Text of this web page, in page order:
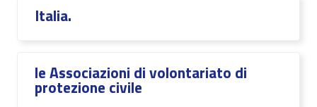
Italia.
le Associazioni di volontariato di
protezione civile